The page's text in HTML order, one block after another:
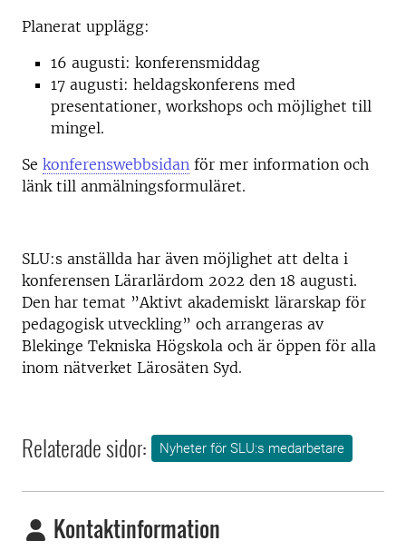
Planerat upplägg:
16 augusti: konferensmiddag
17 augusti: heldagskonferens med
presentationer, workshops och möjlighet till
mingel.
Se konferenswebbsidan för mer information och
länk till anmälningsformuläret.
SLU:s anställda har även möjlighet att delta i
konferensen Lärarlärdom 2022 den 18 augusti.
Den har temat ”Aktivt akademiskt lärarskap för
pedagogisk utveckling” och arrangeras av
Blekinge Tekniska Högskola och är öppen för alla
inom nätverket Lärosäten Syd.
Relaterade sidor: Nyheter för SLU:s medarbetare
Kontaktinformation